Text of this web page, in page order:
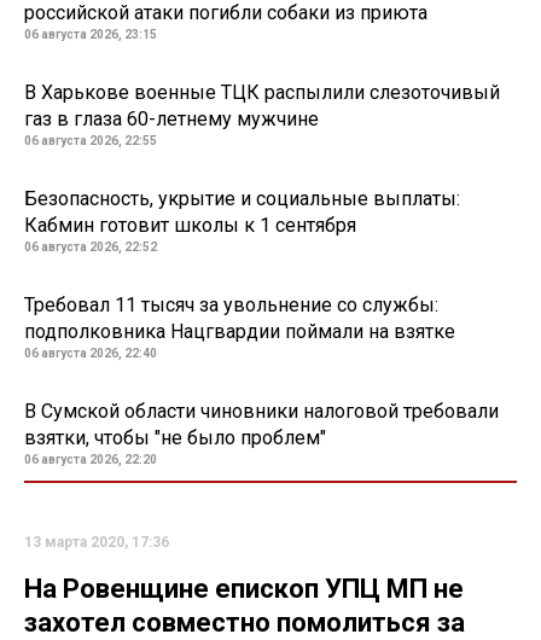
российской атаки погибли собаки из приюта
06 августа 2026, 23:15
В Харькове военные ТЦК распылили слезоточивый
газ в глаза 60-летнему мужчине
06 августа 2026, 22:55
Безопасность, укрытие и социальные выплаты:
Кабмин готовит школы к 1 сентября
06 августа 2026, 22:52
Требовал 11 тысяч за увольнение со службы:
подполковника Нацгвардии поймали на взятке
06 августа 2026, 22:40
В Сумской области чиновники налоговой требовали
взятки, чтобы "не было проблем"
06 августа 2026, 22:20
13 марта 2020, 17:36
На Ровенщине епископ УПЦ МП не
захотел совместно помолиться за